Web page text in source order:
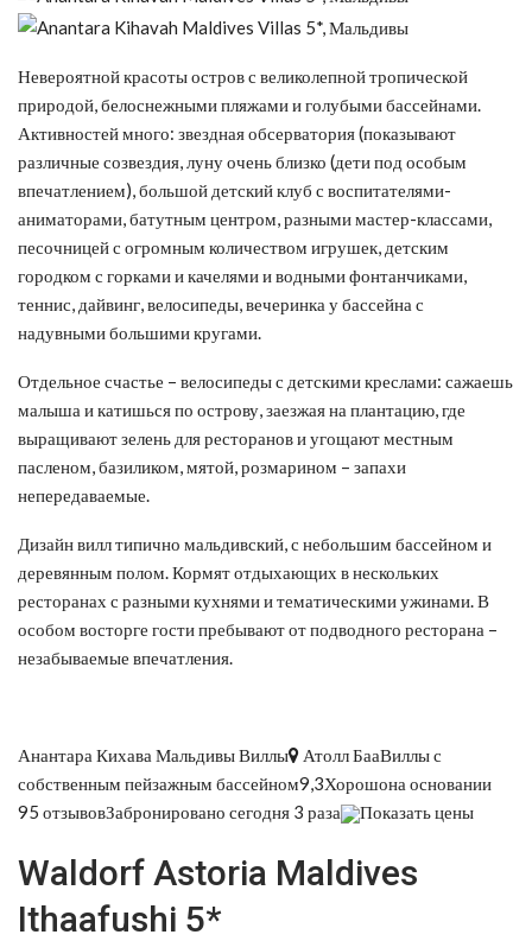
Невероятной красоты остров с великолепной тропической
природой, белоснежными пляжами и голубыми бассейнами.
Активностей много: звездная обсерватория (показывают
различные созвездия, луну очень близко (дети под особым
впечатлением), большой детский клуб с воспитателями-
аниматорами, батутным центром, разными мастер-классами,
песочницей с огромным количеством игрушек, детским
городком с горками и качелями и водными фонтанчиками,
теннис, дайвинг, велосипеды, вечеринка у бассейна с
надувными большими кругами.
Отдельное счастье – велосипеды с детскими креслами: сажаешь
малыша и катишься по острову, заезжая на плантацию, где
выращивают зелень для ресторанов и угощают местным
пасленом, базиликом, мятой, розмарином – запахи
непередаваемые.
Дизайн вилл типично мальдивский, с небольшим бассейном и
деревянным полом. Кормят отдыхающих в нескольких
ресторанах с разными кухнями и тематическими ужинами. В
особом восторге гости пребывают от подводного ресторана –
незабываемые впечатления.
Анантара Кихава Мальдивы Виллы
Атолл БааВиллы с
собственным пейзажным бассейном9,3Хорошона основании
95 отзывовЗабронировано сегодня 3 раза
Показать цены
Waldorf Astoria Maldives
Ithaafushi 5*